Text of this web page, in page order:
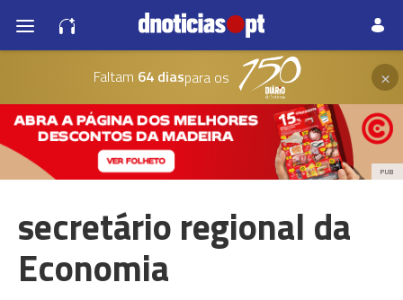
Faltam 64 diaspara os ×
PUB
secretário regional da
Economia